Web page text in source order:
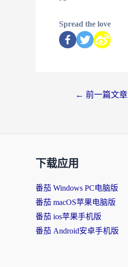
Spread the love
← 前一篇文章
下载应用
番茄 Windows PC电脑版
番茄 macOS苹果电脑版
番茄 ios苹果手机版
番茄 Android安卓手机版